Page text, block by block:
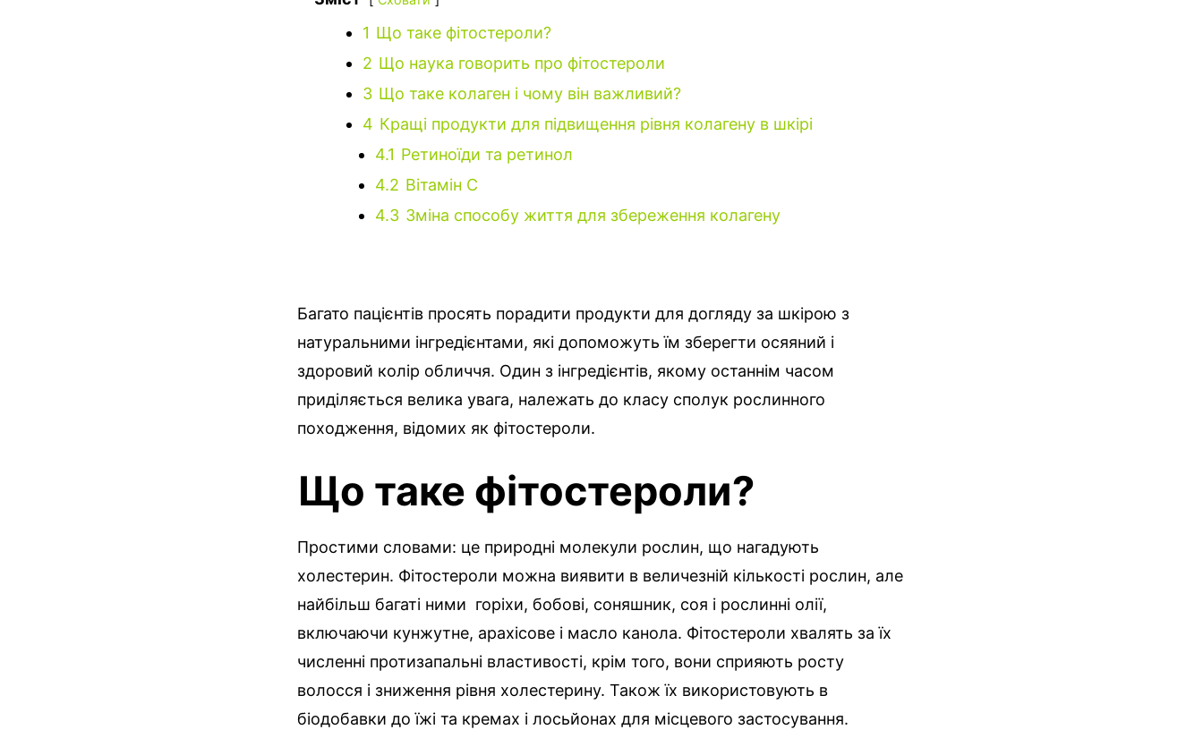
1 Що таке фітостероли?
2 Що наука говорить про фітостероли
3 Що таке колаген і чому він важливий?
4 Кращі продукти для підвищення рівня колагену в шкірі
4.1 Ретиноїди та ретинол
4.2 Вітамін C
4.3 Зміна способу життя для збереження колагену
Багато пацієнтів просять порадити продукти для догляду за шкірою з
натуральними інгредієнтами, які допоможуть їм зберегти осяяний і
здоровий колір обличчя. Один з інгредієнтів, якому останнім часом
приділяється велика увага, належать до класу сполук рослинного
походження, відомих як фітостероли.
Що таке фітостероли?
Простими словами: це природні молекули рослин, що нагадують
холестерин. Фітостероли можна виявити в величезній кількості рослин, але
найбільш багаті ними горіхи, бобові, соняшник, соя і рослинні олії,
включаючи кунжутне, арахісове і масло канола. Фітостероли хвалять за їх
численні протизапальні властивості, крім того, вони сприяють росту
волосся і зниження рівня холестерину. Також їх використовують в
біодобавки до їжі та кремах і лосьйонах для місцевого застосування.